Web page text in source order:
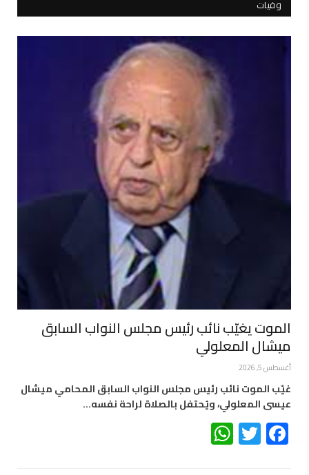
وفيات
الموت يغيّب نائب رئيس مجلس النواب السابق
ميشال المعلولي
أغسطس 5, 2026
غيّب الموت نائب رئيس مجلس النواب السابق المحامي ميشال
عيسى المعلولي، ويُحتفل بالصلاة لراحة نفسه…
Facebook
Twitter